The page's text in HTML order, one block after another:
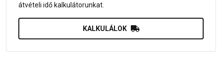
átvételi idő kalkulátorunkat.
KALKULÁLOK